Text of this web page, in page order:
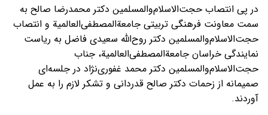
در پی انتصاب حجت‌الاسلام‌والمسلمین دکتر محمدرضا صالح به
سمت معاونت فرهنگی تربیتی جامعة‌المصطفی‌العالمیة و انتصاب
حجت‌الاسلام‌والمسلمین دکتر روح‌الله سعیدی فاضل به ریاست
نمایندگی خراسان جامعة‌المصطفی‌العالمیة، جناب
حجت‌الاسلام‌والمسلمین دکتر محمد غفوری‌نژاد در جلسه‌ای
صمیمانه از زحمات دکتر صالح قدردانی و تشکر لازم را به عمل
آوردند.